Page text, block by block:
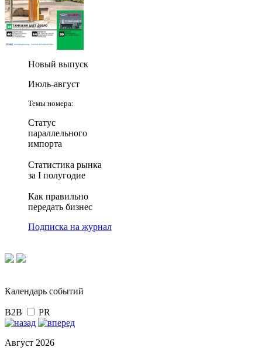
Новый выпуск
Июль-август
Темы номера:
Статус
параллельного
импорта
Статистика рынка
за I полугодие
Как правильно
передать бизнес
Подписка на журнал
Календарь событий
B2B PR
Август 2026